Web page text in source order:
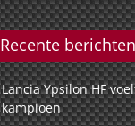
Recente berichten
Lancia Ypsilon HF
kampioen